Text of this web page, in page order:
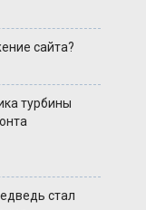
сайта?
турбины
стал